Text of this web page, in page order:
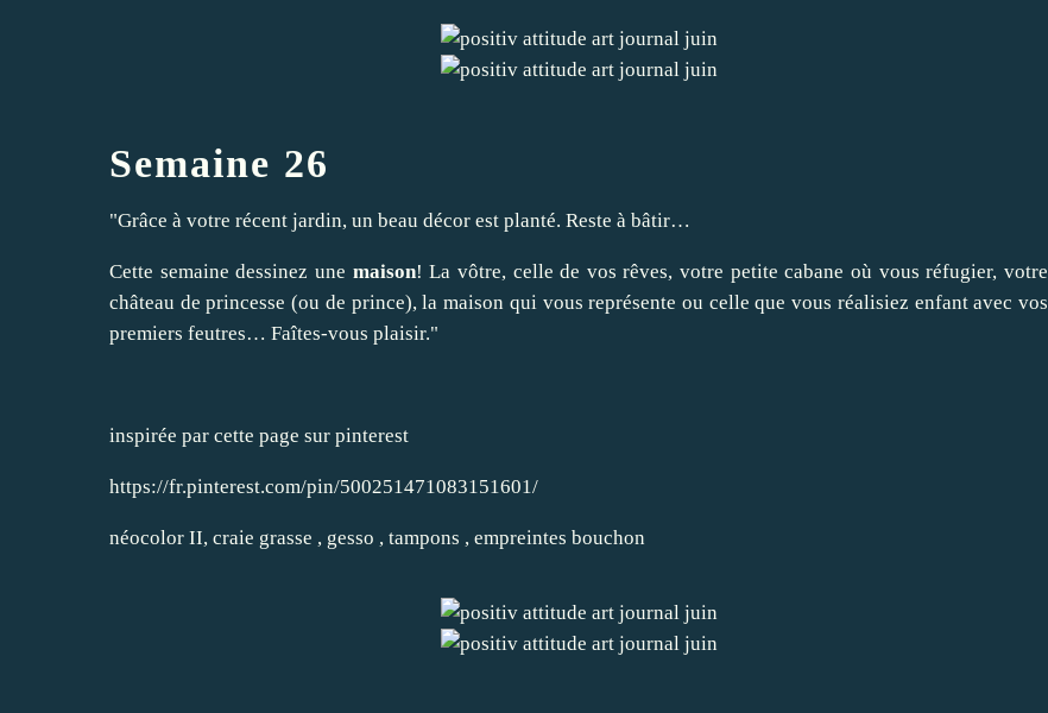
Semaine 26
"Grâce à votre récent jardin, un beau décor est planté. Reste à bâtir…
Cette semaine dessinez une maison! La vôtre, celle de vos rêves, votre petite cabane où vous réfugier, votre
château de princesse (ou de prince), la maison qui vous représente ou celle que vous réalisiez enfant avec vos
premiers feutres… Faîtes-vous plaisir."
inspirée par cette page sur pinterest
https://fr.pinterest.com/pin/500251471083151601/
néocolor II, craie grasse , gesso , tampons , empreintes bouchon